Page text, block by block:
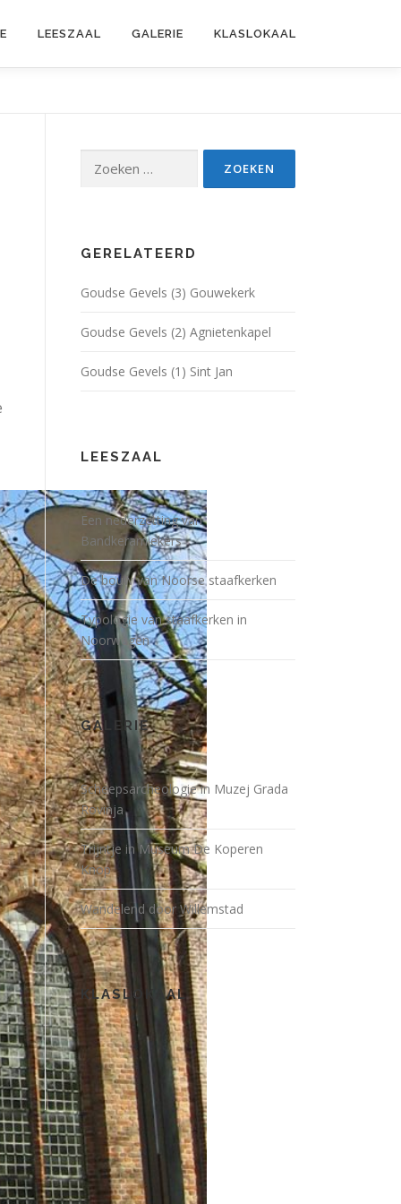
LEESZAAL GALERIE KLASLOKAAL
naar:
GERELATEERD
Goudse Gevels (3) Gouwekerk
Goudse Gevels (2) Agnietenkapel
Goudse Gevels (1) Sint Jan
LEESZAAL
Een nederzetting van
Bandkeramiekers
De bouw van Noorse staafkerken
Typologie van staafkerken in
Noorwegen
GALERIE
Scheepsarcheologie in Muzej Grada
Rovinja
Trijntje in Museum De Koperen
Knop
Wandelend door Willemstad
KLASLOKAAL